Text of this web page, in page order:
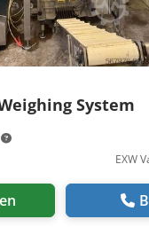
System
EXW